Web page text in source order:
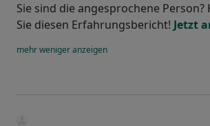
Sie sind die angesprochene
Sie diesen Erfahrungsbericht! Jetzt
mehrwenigeranzeigen